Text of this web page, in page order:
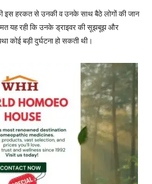
इस हरकत से उनकी व उनके साथ बैठे लोगों की जान
यह रही कि उनके ड्राइवर की सूझबूझ और
कोई बड़ी दुर्घटना हो सकती थी।